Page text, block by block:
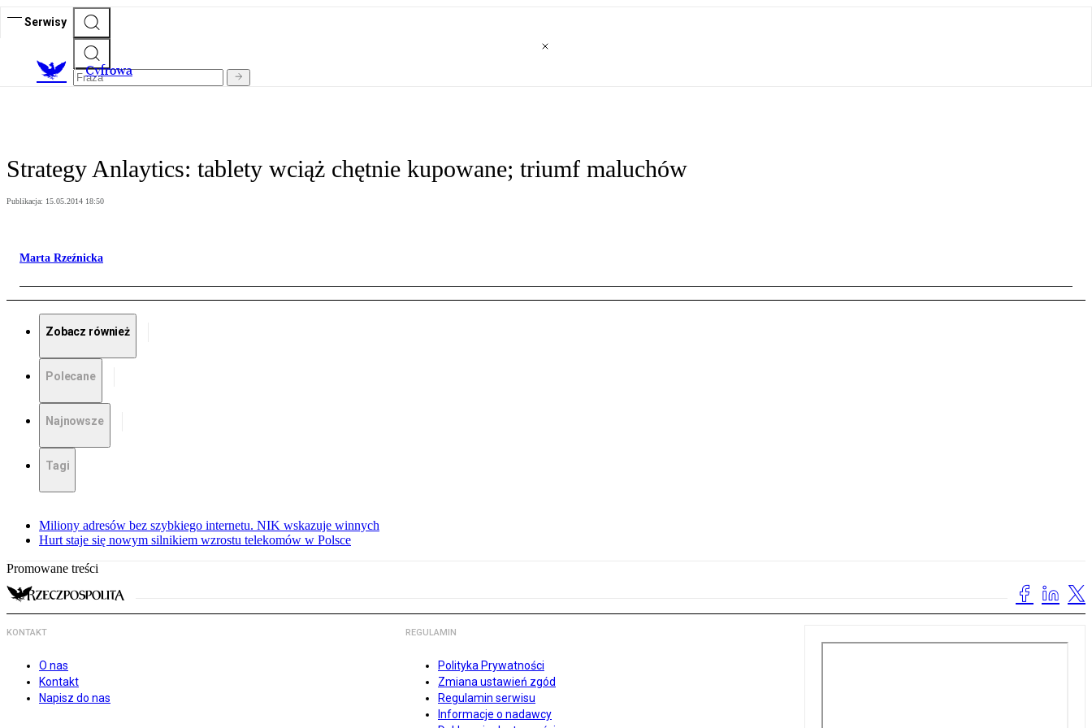
Serwisy
Cyfrowa
Strategy Anlaytics: tablety wciąż chętnie kupowane; triumf maluchów
Publikacja: 15.05.2014 18:50
Marta Rzeźnicka
Zobacz również
Polecane
Najnowsze
Tagi
Miliony adresów bez szybkiego internetu. NIK wskazuje winnych
Hurt staje się nowym silnikiem wzrostu telekomów w Polsce
Promowane treści
KONTAKT
O nas
Kontakt
Napisz do nas
REGULAMIN
Polityka Prywatności
Zmiana ustawień zgód
Regulamin serwisu
Informacje o nadawcy